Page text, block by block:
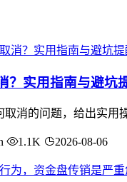
？实用指南与避坑
消的问题，给出实
1.1K 2026-08-06